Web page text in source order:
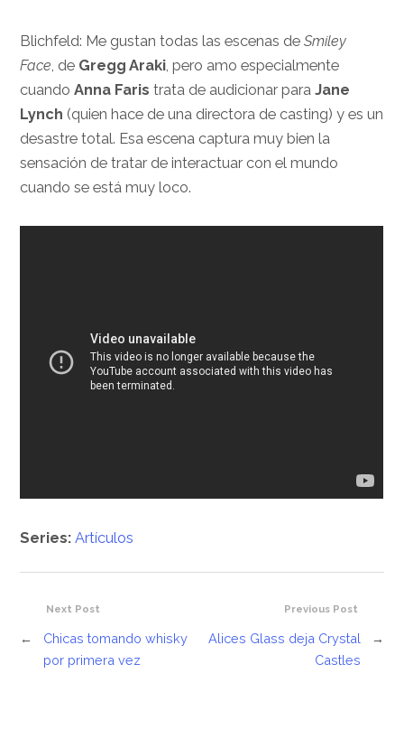
Blichfeld: Me gustan todas las escenas deSmiley
Face, de Gregg Araki, pero amo especialmente
cuandoAnna Faris trata de audicionar paraJane
Lynch (quien hace de una directora de casting) y es un
desastre total. Esa escena captura muy bien la
sensación de tratar de interactuar con el mundo
cuando se está muy loco.
Series:Artículos
Previous Post
Alices Glass deja Crystal
Castles
→
Next Post
←
Chicas tomando whisky
por primera vez